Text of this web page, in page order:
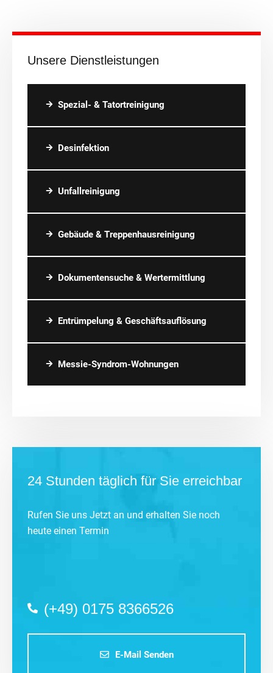
Unsere Dienstleistungen
Spezial- & Tatortreinigung
Desinfektion
Unfallreinigung
Gebäude & Treppenhausreinigung
Dokumentensuche & Wertermittlung
Entrümpelung & Geschäftsauflösung
Messie-Syndrom-Wohnungen
24 Stunden täglich für Sie erreichbar
Rufen Sie uns Jetzt an und erhalten Sie noch
heute einen Termin
(+49) 0175 8366526
E-Mail Senden